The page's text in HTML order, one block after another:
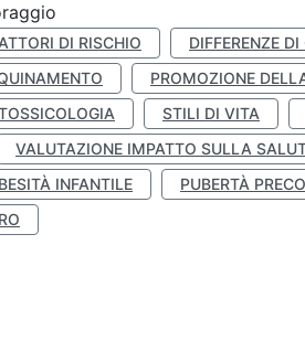
DI RISCHIO
DIFFERENZE DI
PROMOZIONE
STILI DI VITA
VALUTAZIONE IMPATTO SULLA
INFANTILE PUBERTÀ